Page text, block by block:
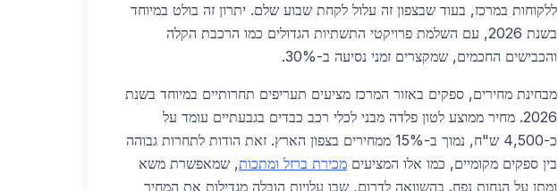
ללקוחות במרכז, בעוד שבצפון זה עלול לקחת שבוע שלם. יתרון זה בולט במיוחד
בשנת 2026, עם השלמת פרויקטי התשתיות הגדולים כמו הרכבת הקלה
והכבישים החכמים, שמקצרים זמני נסיעה ב-30%.
מבחינת מחירים, ספקים באזור המרכז מציעים תעריפים תחרותיים במיוחד בשנת
2026. מחיר ממוצע לטון פלדה מבני לכלי רכב כבדים בגבעתיים עומד על
כ-4,500 ש"ח, נמוך ב-15% ממחירים בצפון הארץ. זאת הודות לתחרות גבוהה
בין ספקים מקומיים, כמו אלו המציעים מכירת ברזל ומתכות, שמאפשרת משא
ומתן על הנחות נפח. בהשוואה לדרום, שבו עלויות הובלה מגדילות את המחיר